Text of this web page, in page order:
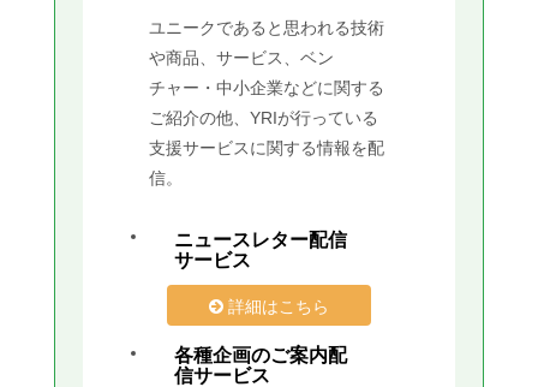
ユニークであると思われる技術
や商品、サービス、ベン
チャー・中小企業などに関する
ご紹介の他、YRIが行っている
支援サービスに関する情報を配
信。
ニュースレター配信
サービス
詳細はこちら
各種企画のご案内配
信サービス